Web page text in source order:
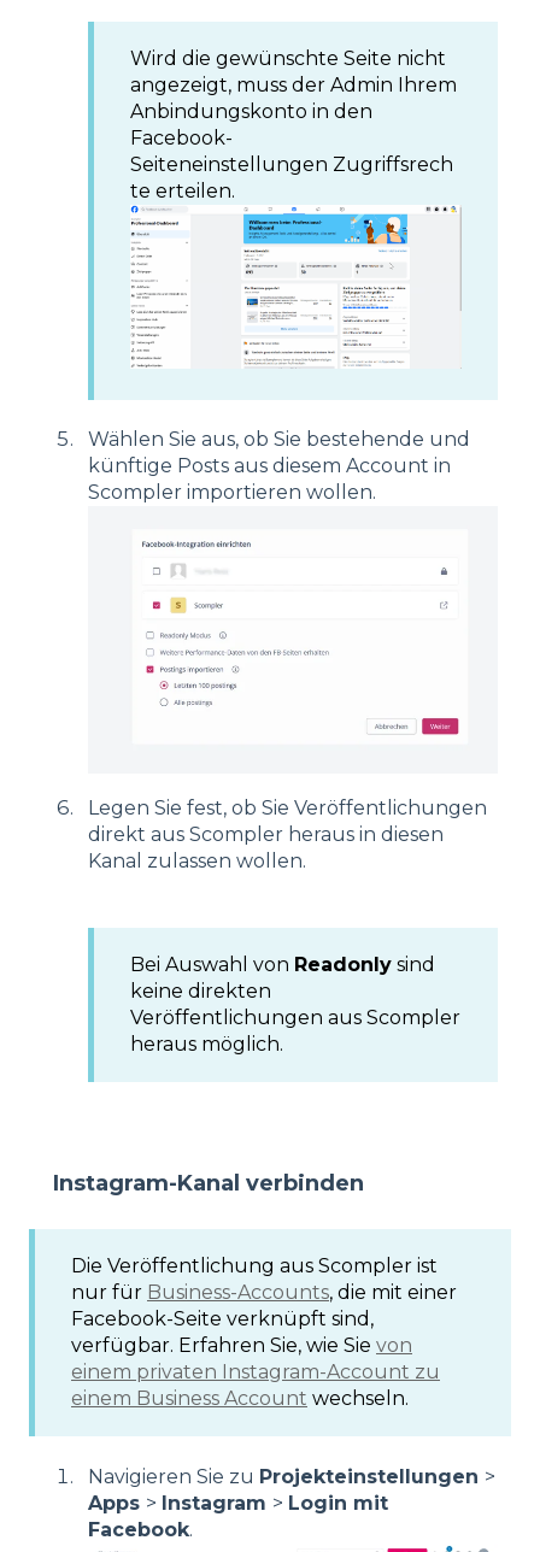
Wird die gewünschte Seite nicht
angezeigt, muss der Admin Ihrem
Anbindungskonto in den
Facebook-
Seiteneinstellungen Zugriffsrech
te erteilen.
Wählen Sie aus, ob Sie bestehende und
künftige Posts aus diesem Account in
Scompler importieren wollen.
Legen Sie fest, ob Sie Veröffentlichungen
direkt aus Scompler heraus in diesen
Kanal zulassen wollen.
Bei Auswahl von Readonly sind
keine direkten
Veröffentlichungen aus Scompler
heraus möglich.
Instagram-Kanal verbinden
Die Veröffentlichung aus Scompler ist
nur für Business-Accounts, die mit einer
Facebook-Seite verknüpft sind,
verfügbar. Erfahren Sie, wie Sie von
einem privaten Instagram-Account zu
einem Business Account wechseln.
Navigieren Sie zu Projekteinstellungen >
Apps > Instagram > Login mit
Facebook.